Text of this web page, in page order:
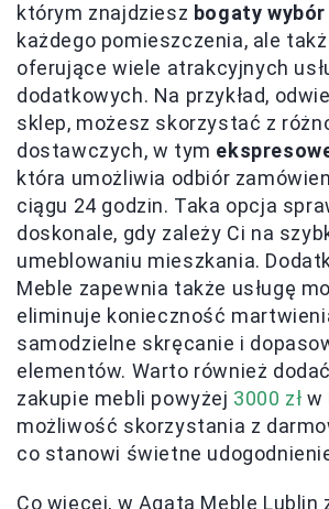
którym znajdziesz bogaty
każdego pomieszczenia, ale
oferujące wiele atrakcyjnych
dodatkowych. Na przykład,
sklep, możesz skorzystać z
dostawczych, w tym
która umożliwia odbiór
ciągu 24 godzin. Taka opcja
doskonale, gdy zależy Ci na
umeblowaniu mieszkania.
Meble zapewnia także usługę
eliminuje konieczność
samodzielne skręcanie i
elementów. Warto również
zakupie mebli powyżej 3000 zł w
możliwość skorzystania z
co stanowi świetne
Co więcej, w Agata Meble Lublin